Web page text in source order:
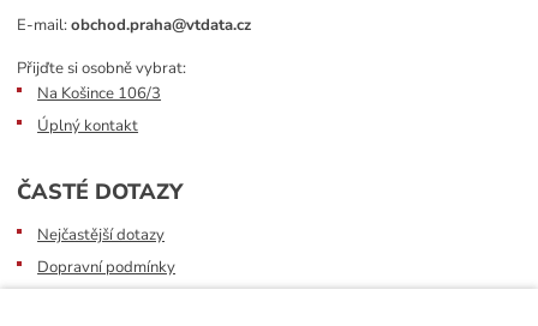
E-mail:obchod.praha@vtdata.cz
Přijďte si osobně vybrat:
Na Košince 106/3
Úplný kontakt
ČASTÉ DOTAZY
Nejčastější dotazy
Dopravní podmínky